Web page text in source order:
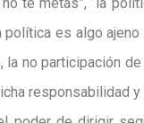
es algo ajeno
no participación
responsabilidad